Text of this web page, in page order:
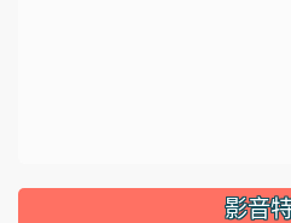
影音